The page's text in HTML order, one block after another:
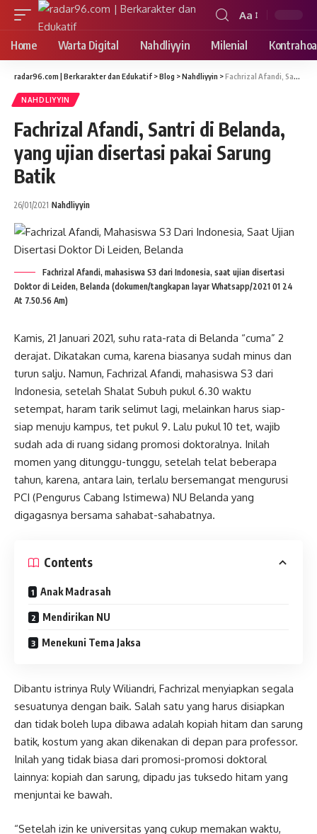
Font
Resizer
Aa
Home Warta Digital Nahdliyyin Milenial
radar96.com | Berkarakter dan Edukatif >Blog >Nahdliyyin >Fachrizal Afandi, Santri di Belanda, yang ujian disertasi pakai Sarung Batik
NAHDLIYYIN
Fachrizal Afandi, Santri di Belanda,
yang ujian disertasi pakai Sarung
Batik
26/01/2021 Nahdliyyin
Fachrizal Afandi, mahasiswa S3 dari Indonesia, saat ujian disertasi
Doktor di Leiden, Belanda (dokumen/tangkapan layar Whatsapp/2021 01 24
At 7.50.56 Am)
Kamis, 21 Januari 2021, suhu rata-rata di Belanda “cuma” 2
derajat. Dikatakan cuma, karena biasanya sudah minus dan
turun salju. Namun, Fachrizal Afandi, mahasiswa S3 dari
Indonesia, setelah Shalat Subuh pukul 6.30 waktu
setempat, haram tarik selimut lagi, melainkan harus siap-
siap menuju kampus, tet pukul 9. Lalu pukul 10 tet, wajib
sudah ada di ruang sidang promosi doktoralnya. Inilah
momen yang ditunggu-tunggu, setelah telat beberapa
tahun, karena, antara lain, terlalu bersemangat mengurusi
PCI (Pengurus Cabang Istimewa) NU Belanda yang
digagasnya bersama sahabat-sahabatnya.
Contents
Anak Madrasah
Mendirikan NU
Menekuni Tema Jaksa
Dibantu istrinya Ruly Wiliandri, Fachrizal menyiapkan segala
sesuatunya dengan baik. Salah satu yang harus disiapkan
dan tidak boleh lupa dibawa adalah kopiah hitam dan sarung
batik, kostum yang akan dikenakan di depan para professor.
Inilah yang tidak biasa dari promosi-promosi doktoral
lainnya: kopiah dan sarung, dipadu jas tuksedo hitam yang
menjuntai ke bawah.
“Setelah izin ke universitas yang cukup memakan waktu,